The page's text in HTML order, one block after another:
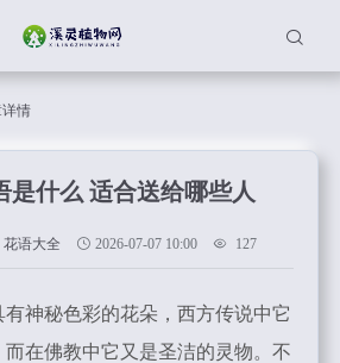
情
是什么 适合送给哪些人
花语大全 2026-07-07 10:00 127
神秘色彩的花朵，西方传说中它
在佛教中它又是圣洁的灵物。不